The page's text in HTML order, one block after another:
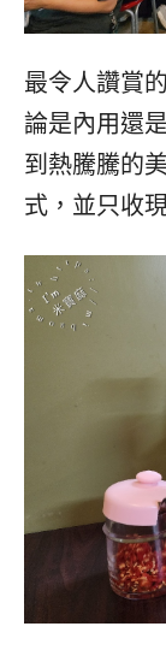
最令人讚賞
論是內用還
到熱騰騰的
式，並只收